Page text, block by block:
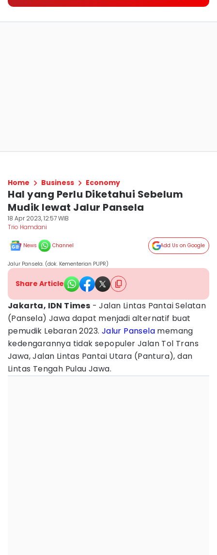
Home Business Economy
Hal yang Perlu Diketahui Sebelum
Mudik lewat Jalur Pansela
18 Apr 2023, 12:57 WIB
Trio Hamdani
News Channel Add Us on Google
Jalur Pansela. (dok. Kementerian PUPR)
Share Article
Jakarta, IDN Times - Jalan Lintas Pantai Selatan
(Pansela) Jawa dapat menjadi alternatif buat
pemudik Lebaran 2023. Jalur Pansela memang
kedengarannya tidak sepopuler Jalan Tol Trans
Jawa, Jalan Lintas Pantai Utara (Pantura), dan
Lintas Tengah Pulau Jawa.